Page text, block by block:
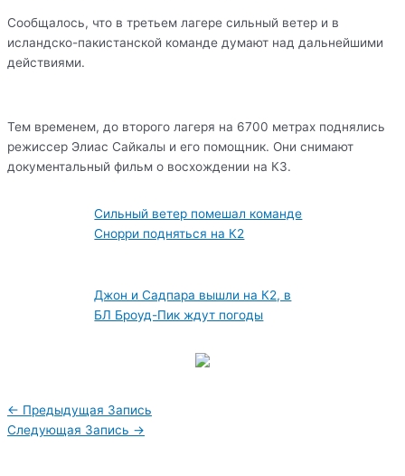
Сообщалось, что в третьем лагере сильный ветер и в
исландско-пакистанской команде думают над дальнейшими
действиями.
Тем временем, до второго лагеря на 6700 метрах поднялись
режиссер Элиас Сайкалы и его помощник. Они снимают
документальный фильм о восхождении на К3.
Сильный ветер помешал команде
Снорри подняться на К2
Джон и Садпара вышли на К2, в
БЛ Броуд-Пик ждут погоды
Навигация
по
← Предыдущая Запись
Следующая Запись →